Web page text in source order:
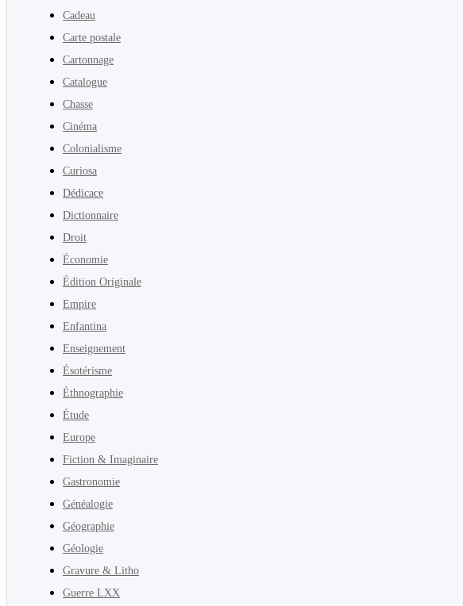
Cadeau
Carte postale
Cartonnage
Catalogue
Chasse
Cinéma
Colonialisme
Curiosa
Dédicace
Dictionnaire
Droit
Économie
Édition Originale
Empire
Enfantina
Enseignement
Ésotérisme
Éthnographie
Étude
Europe
Fiction & Imaginaire
Gastronomie
Généalogie
Géographie
Géologie
Gravure & Litho
Guerre LXX